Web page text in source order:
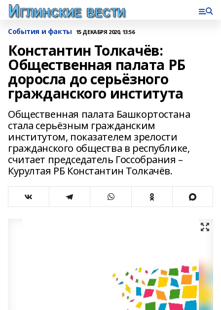
События и факты 15 ДЕКАБРЯ 2020, 13:56
Константин Толкачёв:
Общественная палата РБ
доросла до серьёзного
гражданского института
Общественная палата Башкортостана
стала серьёзным гражданским
институтом, показателем зрелости
гражданского общества в республике,
считает председатель Госсобрания –
Курултая РБ Константин Толкачёв.